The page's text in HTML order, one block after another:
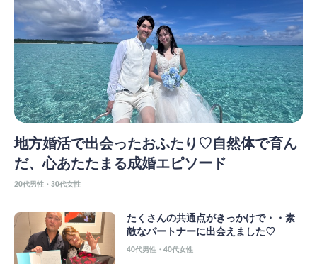
地方婚活で出会ったおふたり♡自然体で育ん
だ、心あたたまる成婚エピソード
20代男性・30代女性
たくさんの共通点がきっかけで・・素
敵なパートナーに出会えました♡
40代男性・40代女性